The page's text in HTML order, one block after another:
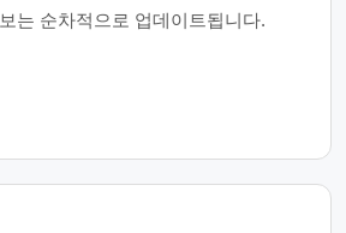
보는 순차적으로 업데이트됩니다.